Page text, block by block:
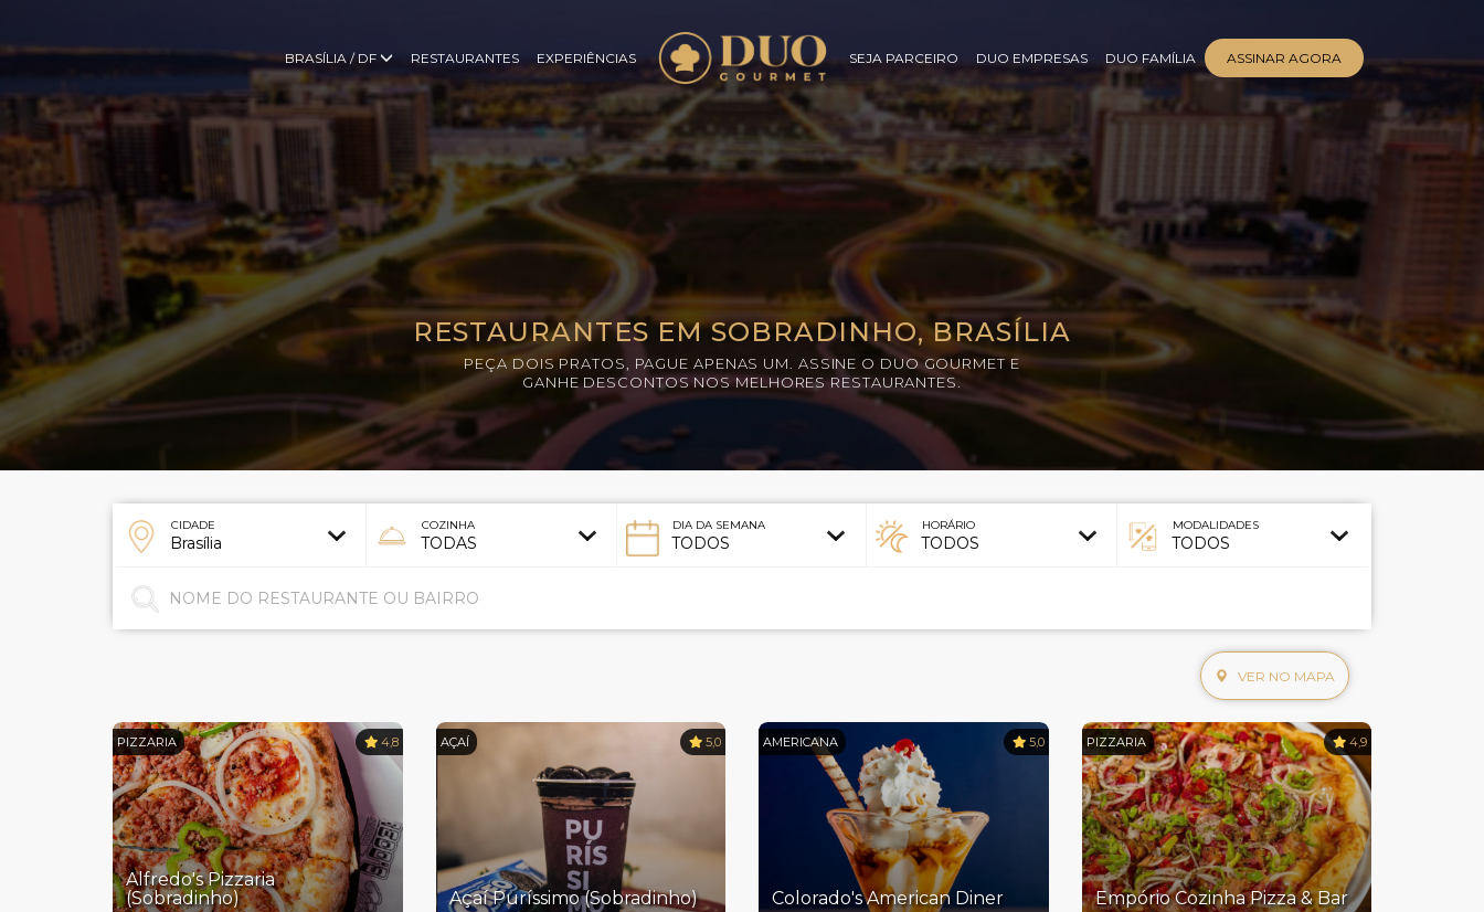
BRASÍLIA / DF RESTAURANTES EXPERIÊNCIAS SEJA PARCEIRO DUO EMPRESAS DUO FAMÍLIA ASSINAR AGORA
RESTAURANTES EM SOBRADINHO, BRASÍLIA
PEÇA DOIS PRATOS, PAGUE APENAS UM. ASSINE O DUO GOURMET E
GANHE DESCONTOS NOS MELHORES RESTAURANTES.
CIDADE COZINHA DIA DA SEMANA HORÁRIO MODALIDADES
VER NO MAPA
PIZZARIA 4,8
Alfredo's Pizzaria
(Sobradinho)
AÇAÍ 5,0
Açaí Puríssimo (Sobradinho)
AMERICANA 5,0
Colorado's American Diner
PIZZARIA 4,9
Empório Cozinha Pizza & Bar